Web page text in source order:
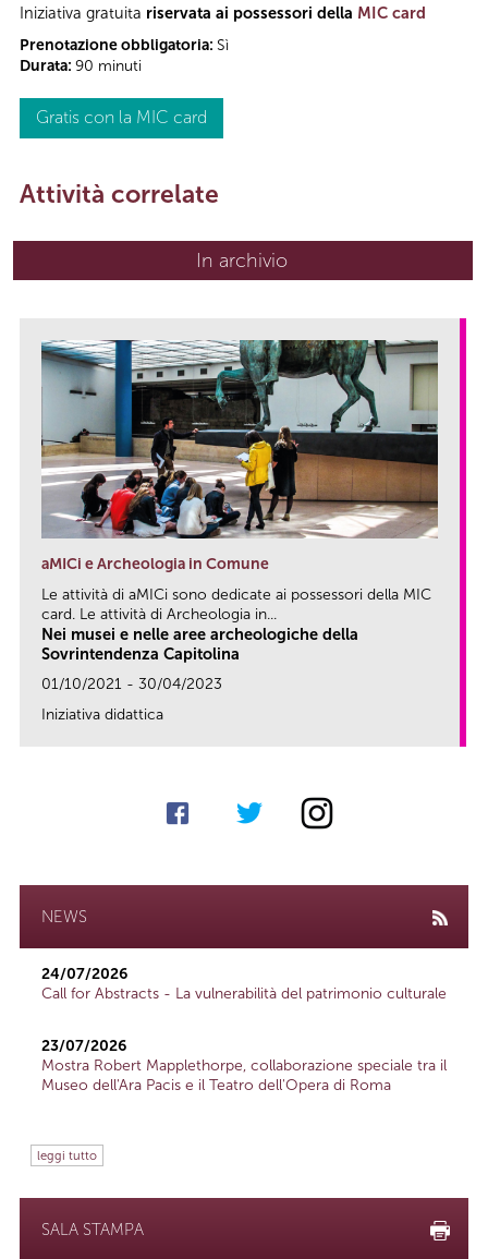
Iniziativa gratuita riservata ai possessori della MIC card
Prenotazione obbligatoria: Sì
Durata: 90 minuti
Gratis con la MIC card
Attività correlate
In archivio
aMICi e Archeologia in Comune
Le attività di aMICi sono dedicate ai possessori della MIC
card. Le attività di Archeologia in...
Nei musei e nelle aree archeologiche della
Sovrintendenza Capitolina
01/10/2021 - 30/04/2023
Iniziativa didattica
NEWS
24/07/2026
Call for Abstracts - La vulnerabilità del patrimonio culturale
23/07/2026
Mostra Robert Mapplethorpe, collaborazione speciale tra il
Museo dell'Ara Pacis e il Teatro dell'Opera di Roma
leggi tutto
SALA STAMPA